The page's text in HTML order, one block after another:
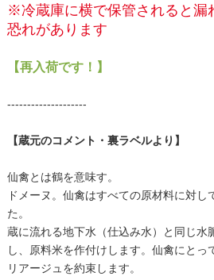
※冷蔵庫に横で保管されると漏
恐れがあります
【再入荷です！】
--------------------
【蔵元のコメント・裏ラベルより】
仙禽とは鶴を意味す。
ドメーヌ。仙禽はすべての原材料に対し
た。
蔵に流れる地下水（仕込み水）と同じ水
し、原料米を作付けします。仙禽にとっ
リアージュを約束します。